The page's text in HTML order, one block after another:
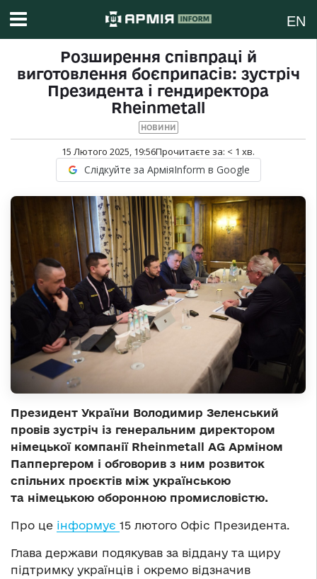
EN
Розширення співпраці й
виготовлення боєприпасів: зустріч
Президента і гендиректора
Rheinmetall
НОВИНИ
15 Лютого 2025, 19:56Прочитаєте за: < 1 хв.
Слідкуйте за АрміяInform в Google
Президент України Володимир Зеленський
провів зустріч із генеральним директором
німецької компанії Rheinmetall AG Арміном
Паппергером і обговорив з ним розвиток
спільних проєктів між українською
та німецькою оборонною промисловістю.
Про це інформує 15 лютого Офіс Президента.
Глава держави подякував за віддану та щиру
підтримку українців і окремо відзначив